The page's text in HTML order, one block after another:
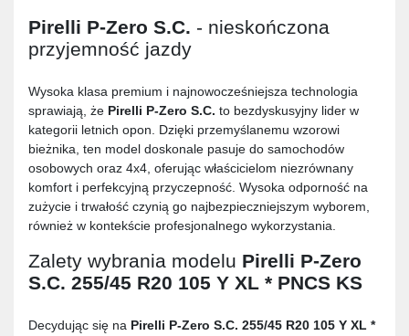
Pirelli P-Zero S.C. - nieskończona
przyjemność jazdy
Wysoka klasa premium i najnowocześniejsza technologia
sprawiają, że Pirelli P-Zero S.C. to bezdyskusyjny lider w
kategorii letnich opon. Dzięki przemyślanemu wzorowi
bieżnika, ten model doskonale pasuje do samochodów
osobowych oraz 4x4, oferując właścicielom niezrównany
komfort i perfekcyjną przyczepność. Wysoka odporność na
zużycie i trwałość czynią go najbezpieczniejszym wyborem,
również w kontekście profesjonalnego wykorzystania.
Zalety wybrania modelu Pirelli P-Zero
S.C. 255/45 R20 105 Y XL * PNCS KS
Decydując się na Pirelli P-Zero S.C. 255/45 R20 105 Y XL *